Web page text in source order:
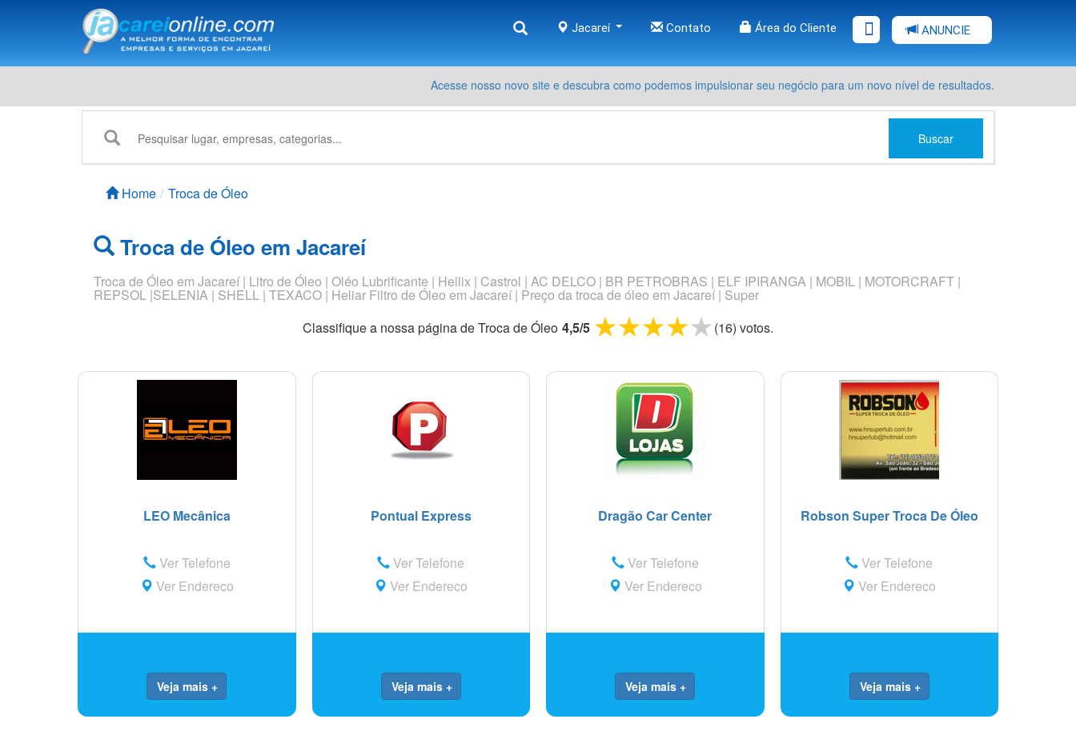
Jacareí Contato Área do Cliente ANUNCIE
Acesse nosso novo site e descubra como podemos impulsionar seu negócio para um novo nível de resultados.
Buscar
Home Troca de Óleo
Troca de Óleo em Jacareí
Troca de Óleo em Jacareí | Litro de Óleo | Oléo Lubrificante | Hellix | Castrol | AC DELCO | BR PETROBRAS | ELF IPIRANGA | MOBIL | MOTORCRAFT |
REPSOL |SELENIA | SHELL | TEXACO | Heliar Filtro de Óleo em Jacareí | Preço da troca de óleo em Jacareí | Super
Classifique a nossa página deTroca de Óleo 4,5/5 5 stars
4 stars
3 stars
2 stars
1 star (16) votos.
LEO Mecânica
Ver Telefone
Ver Endereço
Veja mais +
Pontual Express
Ver Telefone
Ver Endereço
Veja mais +
Dragão Car Center
Ver Telefone
Ver Endereço
Veja mais +
Robson Super Troca De Óleo
Ver Telefone
Ver Endereço
Veja mais +